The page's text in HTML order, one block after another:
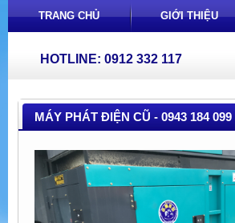
TRANG CHỦ GIỚI THIỆU
HOTLINE: 0912 332 117
MÁY PHÁT ĐIỆN CŨ - 0943 184 099